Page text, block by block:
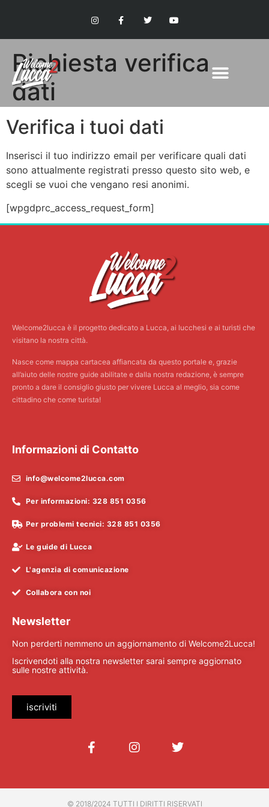
Richiesta verifica
dati
Verifica i tuoi dati
Inserisci il tuo indirizzo email per verificare quali dati
sono attualmente registrati presso questo sito web, e
scegli se vuoi che vengano resi anonimi.
[wpgdprc_access_request_form]
Welcome2lucca è il progetto dedicato a Lucca, ai lucchesi e ai turisti che
visitano la nostra città.
Nasce come mappa cartacea affiancata da questo portale e, grazie
all’aiuto delle nostre guide abilitate e dalla nostra redazione, è sempre
pronto a dare il consiglio giusto per vivere Lucca al meglio, sia come
cittadino che come turista!
Informazioni di Contatto
info@welcome2lucca.com
Per informazioni: 328 851 0356
Per problemi tecnici: 328 851 0356
Le guide di Lucca
L'agenzia di comunicazione
Collabora con noi
Newsletter
Non perderti nemmeno un aggiornamento di Welcome2Lucca!
Iscrivendoti alla nostra newsletter sarai sempre aggiornato
sulle nostre attività.
iscriviti
© 2018/2024 TUTTI I DIRITTI RISERVATI